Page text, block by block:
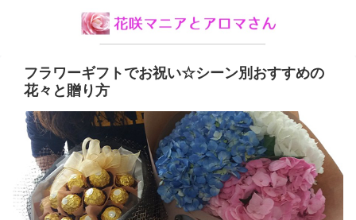
フラワーギフトでお祝い☆シーン別おすすめの
花々と贈り方